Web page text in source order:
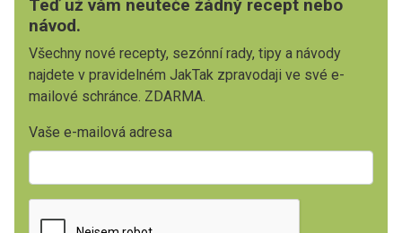
Teď už vám neuteče žádný recept nebo
návod.
Všechny nové recepty, sezónní rady, tipy a návody
najdete v pravidelném JakTak zpravodaji ve své e-
mailové schránce. ZDARMA.
Vaše e-mailová adresa